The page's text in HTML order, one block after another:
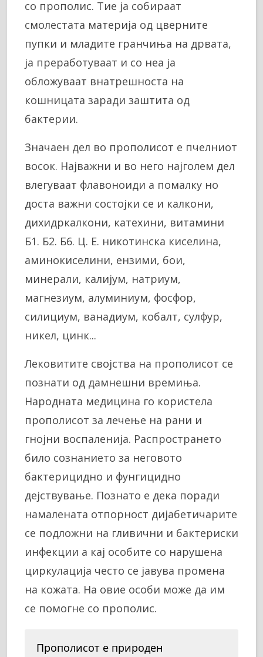
со прополис. Тие ја собираат
смолестата материја од цверните
пупки и младите гранчиња на дрвата,
ја преработуваат и со неа ја
обложуваат внатрешноста на
кошницата заради заштита од
бактерии.
Значаен дел во прополисот е пчелниот
восок. Најважни и во него најголем дел
влегуваат флавоноиди а помалку но
доста важни состојки се и калкони,
дихидркалкони, катехини, витамини
Б1. Б2. Б6. Ц. Е. никотинска киселина,
аминокиселини, ензими, бои,
минерали, калијум, натриум,
магнезиум, алуминиум, фосфор,
силициум, ванадиум, кобалт, сулфур,
никел, цинк...
Лековитите својства на прополисот се
познати од дамнешни времиња.
Народната медицина го користела
прополисот за лечење на рани и
гнојни воспаленија. Распространето
било сознанието за неговото
бактерицидно и фунгицидно
дејствување. Познато е дека поради
намалената отпорност дијабетичарите
се подложни на гливични и бактериски
инфекции а кај особите со нарушена
циркулација често се јавува промена
на кожата. На овие особи може да им
се помогне со прополис.
Прополисот е природен